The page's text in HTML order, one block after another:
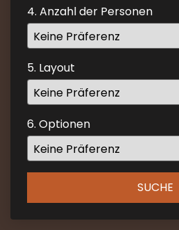
a
date.
Press
the
question
mark
to
get
the
4. Anzahl der Personen
5. Layout
6. Optionen
SUCHE